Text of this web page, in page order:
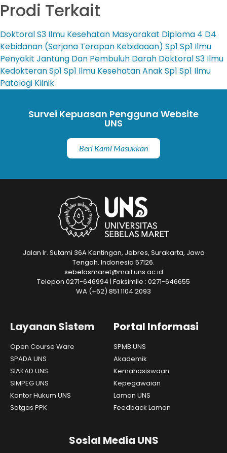
Prodi Terkait
DoktoralS3 Ilmu Kesehatan Masyarakat Diploma 4 D4
Kebidanan (Sarjana Terapan Kebidaaan) Sp1 Sp1 Ilmu
Penyakit Jantung Dan Pembuluh Darah DoktoralS3 Ilmu
KedokteranSp1 Sp1 Ilmu Kesehatan AnakSp1 Sp1 Ilmu
Patologi Klinik
Survei Kepuasan Pengguna Website
UNS
Beri Kami Masukkan
Jalan Ir. Sutami 36A Kentingan, Jebres, Surakarta, Jawa
Tengah. Indonesia 57126.
sebelasmaret@mail.uns.ac.id
Telepon 0271-646994 | Faksimile : 0271-646655
WA (+62) 851 1104 2093
Layanan Sistem
Open Course Ware
SPADA UNS
SIAKAD UNS
SIMPEG UNS
Kantor Hukum UNS
Satgas PPK
Portal Informasi
SPMB UNS
Akademik
Kemahasiswaan
Kepegawaian
Laman UNS
Feedback Laman
Sosial Media UNS